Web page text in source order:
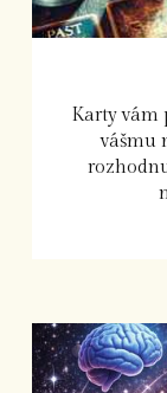
Karty vám
vášmu